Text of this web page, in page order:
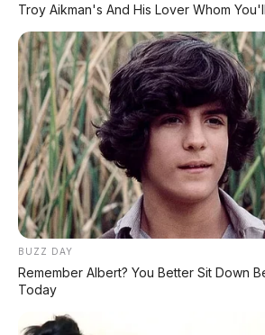
Troy Aikman's And His Lover Whom
BUZZ DAY
Remember Albert? You Better Sit Down
Today